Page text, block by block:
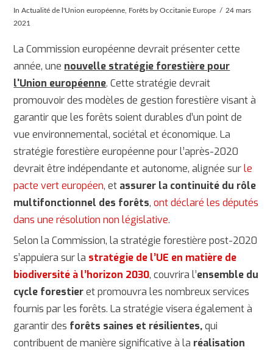
InActualité de l'Union européenne Forêts by Occitanie Europe
24 mars
2021
La Commission européenne devrait présenter cette
année, une nouvelle stratégie forestière pour
l'Union européenne. Cette stratégie devrait
promouvoir des modèles de gestion forestière visant à
garantir que les forêts soient durables d’un point de
vue environnemental, sociétal et économique. La
stratégie forestière européenne pour l’après-2020
devrait être indépendante et autonome, alignée surle
pacte vert européen, et assurer la continuité du rôle
multifonctionnel des forêts,ont déclaré les députés
dans une résolution non législative.
Selon la Commission, la stratégie forestière post-2020
s’appuiera sur la stratégie de l’UE en matière de
biodiversité à l’horizon 2030, couvrira l’ensemble du
cycle forestieret promouvra les nombreux services
fournis par les forêts. La stratégie visera également à
garantir des forêts saines et résilientes,qui
contribuent de manière significative à la réalisation